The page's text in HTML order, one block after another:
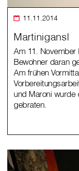
11.11.2014
Martinigansl
Am 11. November
Bewohner daran
Am frühen
und Maroni wurde
gebraten.